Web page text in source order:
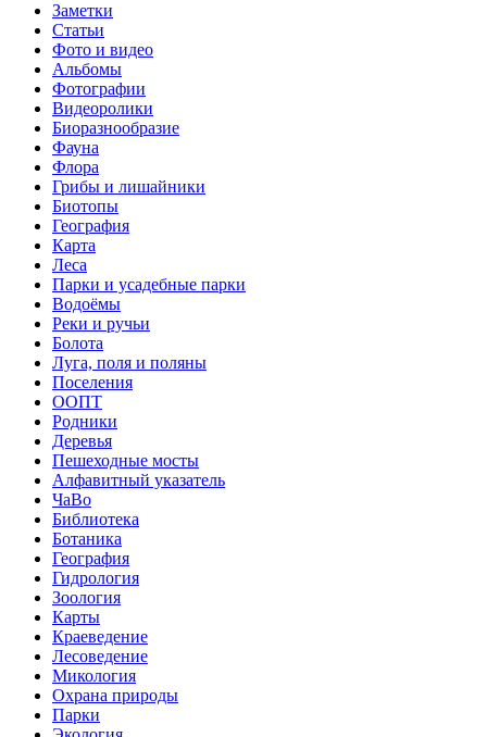
Заметки
Статьи
Фото и видео
Альбомы
Фотографии
Видеоролики
Биоразнообразие
Фауна
Флора
Грибы и лишайники
Биотопы
География
Карта
Леса
Парки и усадебные парки
Водоёмы
Реки и ручьи
Болота
Луга, поля и поляны
Поселения
ООПТ
Родники
Деревья
Пешеходные мосты
Алфавитный указатель
ЧаВо
Библиотека
Ботаника
География
Гидрология
Зоология
Карты
Краеведение
Лесоведение
Микология
Охрана природы
Парки